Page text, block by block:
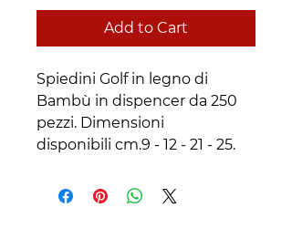
Add to Cart
Spiedini Golf in legno di
Bambù in dispencer da 250
pezzi. Dimensioni
disponibili cm.9 - 12 - 21 - 25.